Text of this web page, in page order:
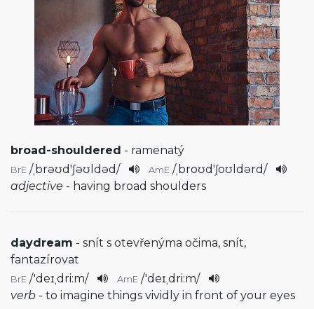
broad-shouldered - ramenatý
BrE /ˌbrəʊd'ʃəʊldəd/ AmE /ˌbroʊd'ʃoʊldərd/
adjective - having broad shoulders
daydream - snít s otevřenýma očima, snít,
fantazírovat
BrE /'deɪˌdri:m/ AmE /'deɪˌdri:m/
verb - to imagine things vividly in front of your eyes